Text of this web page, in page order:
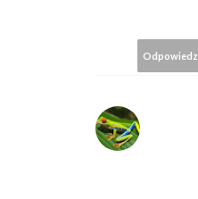
Odpowiedz